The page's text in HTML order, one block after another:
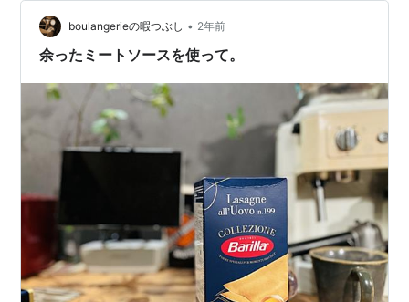
boulangerieの暇つぶし • 2年前
余ったミートソースを使って。